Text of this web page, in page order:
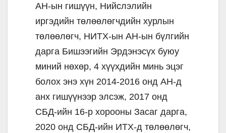
АН-ын гишүүн, Нийслэлийн
иргэдийн төлөөлөгчдийн хурлын
төлөөлөгч, НИТХ-ын АН-ын бүлгийн
дарга Бишээгийн Эрдэнэсүх буюу
миний нөхөр, 4 хүүхдийн минь эцэг
болох энэ хүн 2014-2016 онд АН-д
анх гишүүнээр элсэж, 2017 онд
СБД-ийн 16-р хорооны Засаг дарга,
2020 онд СБД-ийн ИТХ-д төлөөлөгч,